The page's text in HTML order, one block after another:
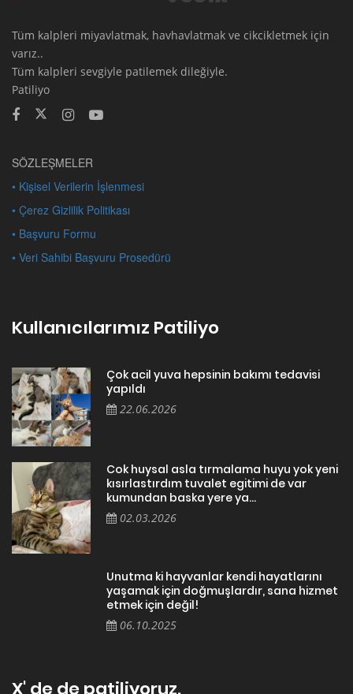
Tüm kalpleri miyavlatmak, havhavlatmak ve cikcikletmek için
varız..
Tüm kalpleri sevgiyle patilemek dileğiyle.
Patiliyo
SÖZLEŞMELER
• Kişisel Verilerin İşlenmesi
• Çerez Gizlilik Politikası
• Başvuru Formu
• Veri Sahibi Başvuru Prosedürü
Kullanıcılarımız Patiliyo
Çok acil yuva hepsinin bakımı tedavisi
yapıldı
22.06.2026
Cok huysal asla tırmalama huyu yok yeni
kısırlastırdım tuvalet egitimi de var
kumundan baska yere ya...
02.03.2026
Unutma ki hayvanlar kendi hayatlarını
yaşamak için doğmuşlardır, sana hizmet
etmek için değil!
06.10.2025
X' de de patiliyoruz.